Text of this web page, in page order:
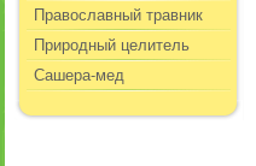
Православный травник
Природный целитель
Сашера-мед